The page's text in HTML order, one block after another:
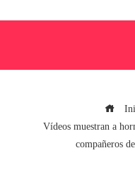
Vídeos muestran a
compañeros